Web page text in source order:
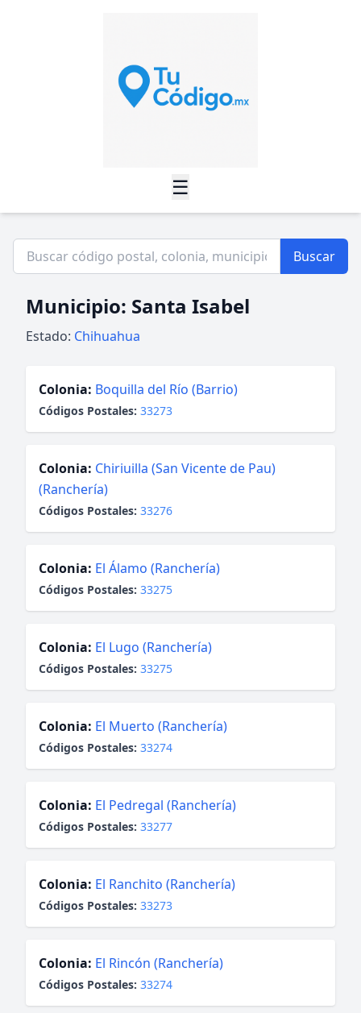
☰
Buscar
Municipio: Santa Isabel
Estado: Chihuahua
Colonia: Boquilla del Río (Barrio)
Códigos Postales: 33273
Colonia: Chiriuilla (San Vicente de Pau)
(Ranchería)
Códigos Postales: 33276
Colonia: El Álamo (Ranchería)
Códigos Postales: 33275
Colonia: El Lugo (Ranchería)
Códigos Postales: 33275
Colonia: El Muerto (Ranchería)
Códigos Postales: 33274
Colonia: El Pedregal (Ranchería)
Códigos Postales: 33277
Colonia: El Ranchito (Ranchería)
Códigos Postales: 33273
Colonia: El Rincón (Ranchería)
Códigos Postales: 33274